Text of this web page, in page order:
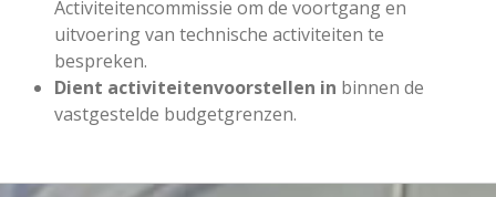
Activiteitencommissie om de voortgang en
uitvoering van technische activiteiten te
bespreken.
Dient activiteitenvoorstellen in binnen de
vastgestelde budgetgrenzen.